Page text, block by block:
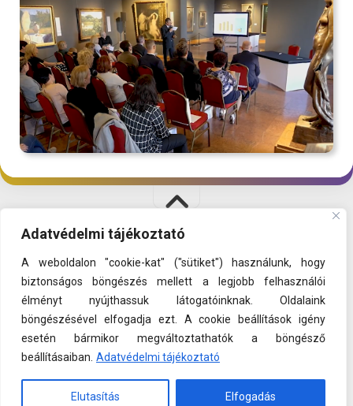
Adatvédelmi tájékoztató
A weboldalon "cookie-kat" ("sütiket") használunk, hogy
biztonságos böngészés mellett a legjobb felhasználói
élményt nyújthassuk látogatóinknak. Oldalaink
böngészésével elfogadja ezt. A cookie beállítások igény
esetén bármikor megváltoztathatók a böngésző
beállításaiban. Adatvédelmi tájékoztató
Elutasítás Elfogadás
SAKKPALOTA © 2026. All Rights Reserved.
A PROGRAM| SHOP| ADATVÉDELEM